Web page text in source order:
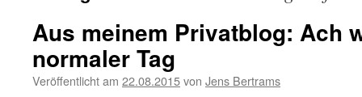
Aus meinem Privatblog: Ach
normaler Tag
Veröffentlicht am 22.08.2015von Jens Bertrams